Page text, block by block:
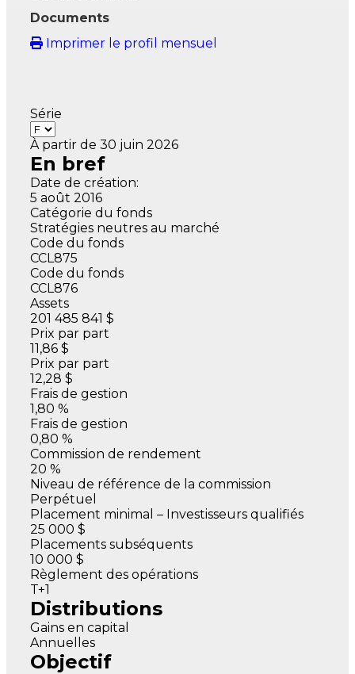
Documents
Imprimer le profil mensuel
Série
À partir de 30 juin 2026
En bref
Date de création:
5 août 2016
Catégorie du fonds
Stratégies neutres au marché
Code du fonds
CCL875
Code du fonds
CCL876
Assets
201 485 841 $
Prix par part
11,86 $
Prix par part
12,28 $
Frais de gestion
1,80 %
Frais de gestion
0,80 %
Commission de rendement
20 %
Niveau de référence de la commission
Perpétuel
Placement minimal – Investisseurs qualifiés
25 000 $
Placements subséquents
10 000 $
Règlement des opérations
T+1
Distributions
Gains en capital
Annuelles
Objectif